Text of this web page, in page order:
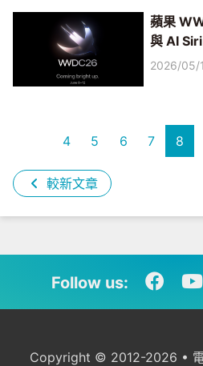
蘋果
與 AI
2026/05/
較新文章
4 5 6 7 8
Follow us:
Copyright © 2012-2026 •